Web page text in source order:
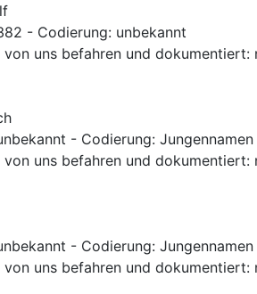
- Codierung: unbekannt
uns befahren und dokumentiert:
- Codierung: Jungennamen
uns befahren und dokumentiert:
- Codierung: Jungennamen
uns befahren und dokumentiert: